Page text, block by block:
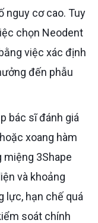
nguy cơ cao. Tuy
chọn Neodent
việc xác định
đến phẫu
xoang hàm
miệng 3Shape
và khoảng
lực, hạn chế quá
soát chính